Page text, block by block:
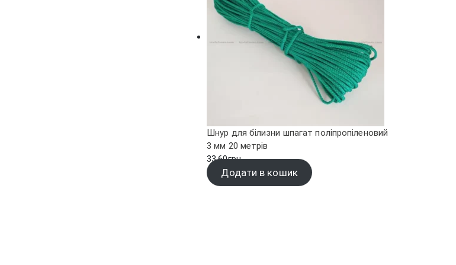
Шнур для білизни шпагат поліпропіленовий
3 мм 20 метрів
33.60грн.
Додати в кошик